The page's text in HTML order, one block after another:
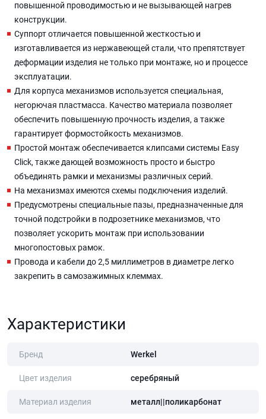
повышенной проводимостью и не вызывающей нагрев
конструкции.
Суппорт отличается повышенной жесткостью и
изготавливается из нержавеющей стали, что препятствует
деформации изделия не только при монтаже, но и процессе
эксплуатации.
Для корпуса механизмов используется специальная,
негорючая пластмасса. Качество материала позволяет
обеспечить повышенную прочность изделия, а также
гарантирует формостойкость механизмов.
Простой монтаж обеспечивается клипсами системы Easy
Click, также дающей возможность просто и быстро
объединять рамки и механизмы различных серий.
На механизмах имеются схемы подключения изделий.
Предусмотрены специальные пазы, предназначенные для
точной подстройки в подрозетнике механизмов, что
позволяет ускорить монтаж при использовании
многопостовых рамок.
Провода и кабели до 2,5 миллиметров в диаметре легко
закрепить в самозажимных клеммах.
Характеристики
Бренд Werkel
Цвет изделия серебряный
Материал изделия металл||поликарбонат